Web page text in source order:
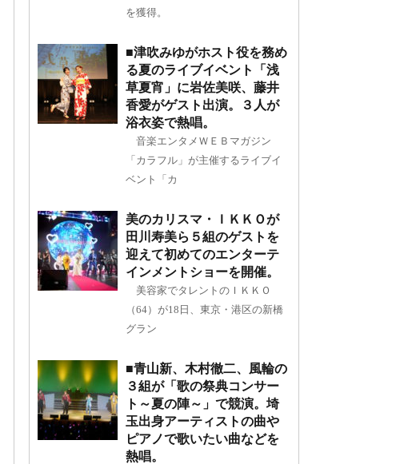
を獲得。
■津吹みゆがホスト役を務め
る夏のライブイベント「浅
草夏宵」に岩佐美咲、藤井
香愛がゲスト出演。３人が
浴衣姿で熱唱。
音楽エンタメＷＥＢマガジン
「カラフル」が主催するライブイ
ベント「カ
美のカリスマ・ＩＫＫＯが
田川寿美ら５組のゲストを
迎えて初めてのエンターテ
インメントショーを開催。
美容家でタレントのＩＫＫＯ
（64）が18日、東京・港区の新橋
グラン
■青山新、木村徹二、風輪の
３組が「歌の祭典コンサー
ト～夏の陣～」で競演。埼
玉出身アーティストの曲や
ピアノで歌いたい曲などを
熱唱。